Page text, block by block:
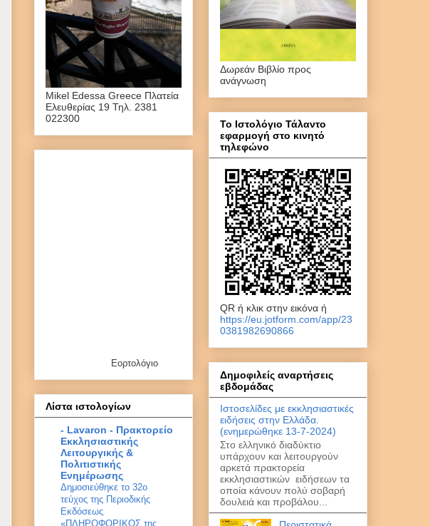
Mikel Edessa Greece Πλατεία
Ελευθερίας 19 Τηλ. 2381
022300
Εορτολόγιο
Λίστα ιστολογίων
- Lavaron - Πρακτορείο
Εκκλησιαστικής
Λειτουργικής &
Πολιτιστικής
Ενημέρωσης
Δημοσιεύθηκε το 32ο
τεύχος της Περιοδικής
Εκδόσεως
«ΠΛΗΡΟΦΟΡΙΚΟΣ της
Δωρεάν Βιβλίο προς
ανάγνωση
Το Ιστολόγιο Τάλαντο
εφαρμογή στο κινητό
τηλεφώνο
QR ή κλικ στην εικόνα ή
https://eu.jotform.com/app/23
0381982690866
Δημοφιλείς αναρτήσεις
εβδομάδας
Ιστοσελίδες με εκκλησιαστικές
ειδήσεις στην Ελλάδα.
(ενημερώθηκε 13-7-2024)
Στο ελληνικό διαδύκτιο
υπάρχουν και λειτουργούν
αρκετά πρακτορεία
εκκλησιαστικών ειδήσεων τα
οποία κάνουν πολύ σοβαρή
δουλειά και προβάλου...